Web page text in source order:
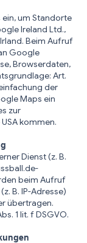
um Standorte
Ireland Ltd.,
Beim Aufruf
Google
Browserdaten,
Art.
der
Maps ein
zur
kommen.
Dienst (z. B.
beim Aufruf
B. IP-Adresse)
übertragen.
1 lit. f DSGVO.